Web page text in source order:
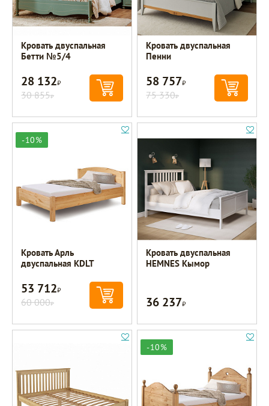
Кровать двуспальная
Бетти №5/4
28 132Р
30 855Р
Кровать двуспальная
Пенни
58 757Р
75 330Р
-10%
Кровать Арль
двуспальная KDLT
53 712Р
60 000Р
Кровать двуспальная
HEMNES Кымор
36 237Р
-10%